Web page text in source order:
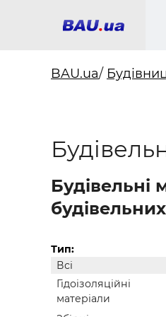
BAU.ua/
Будівельні
Тип:
Всі
Гідоізоляційні
матеріали